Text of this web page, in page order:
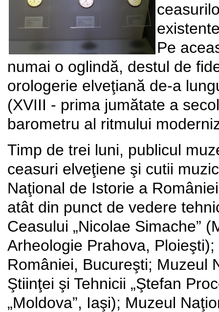
Pe
numai o oglindă, destul de
orologerie elveţiană de-a
(XVIII - prima jumătate a
barometru al ritmului
Timp de trei luni, publicul
ceasuri elveţiene şi cutii
Naţional de Istorie a
atât din punct de vedere
Ceasului „Nicolae Simache”
Arheologie Prahova,
României, Bucureşti; Muzeul
Ştiinţei şi Tehnicii „Ştefan
„Moldova”, Iaşi); Muzeul